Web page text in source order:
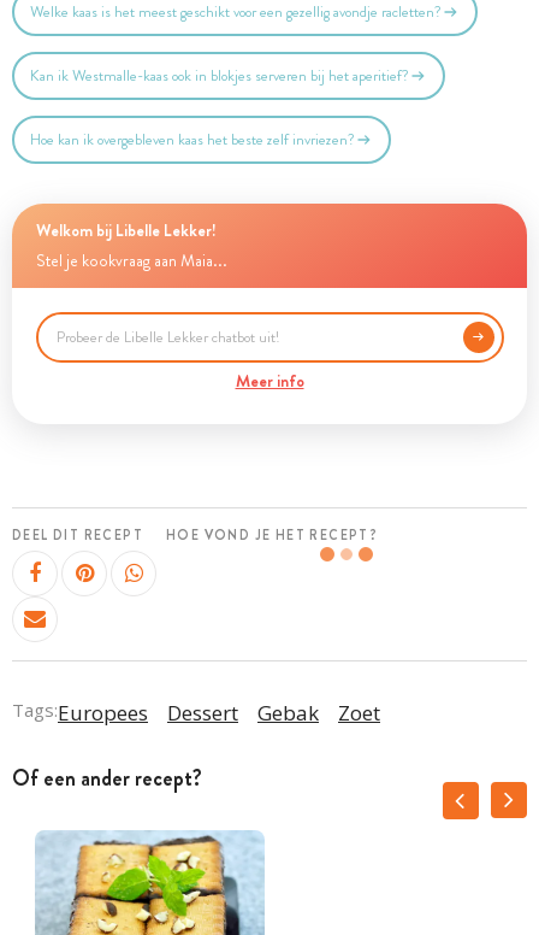
Welke kaas is het meest geschikt voor een gezellig avondje racletten?
Kan ik Westmalle-kaas ook in blokjes serveren bij het aperitief?
Hoe kan ik overgebleven kaas het beste zelf invriezen?
Welkom bij Libelle Lekker!
Stel je kookvraag aan Maia...
Meer info
DEEL DIT RECEPT HOE VOND JE HET RECEPT?
Tags:Europees Dessert Gebak Zoet
Of een ander recept?